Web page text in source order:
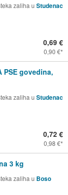
zaliha u Studenac
0,69 €
0,90 €
PSE govedina,
zaliha u Studenac
0,72 €
0,98 €
3 kg
zaliha u Boso